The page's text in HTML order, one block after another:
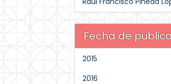
Fecha de
2015
2016